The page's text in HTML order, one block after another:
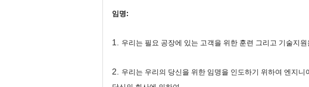
임명:
1. 우리는 필요 공장에 있는 고객을 위한 훈련 그리고 기술지
2.
우리는 우리의 당신을 위한 임명을 인도하기 위하여 엔지